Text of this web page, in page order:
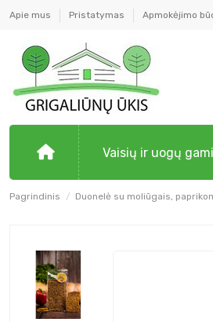
Apie mus Pristatymas Apmokėjimo
Vaisių ir uogų
Pagrindinis Duonelė su moliūgais,